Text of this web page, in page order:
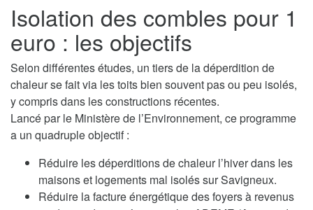
Isolation des combles pour 1
euro : les objectifs
Selon différentes études, un tiers de la déperdition de
chaleur se fait via les toits bien souvent pas ou peu isolés,
y compris dans les constructions récentes.
Lancé par le Ministère de l’Environnement, ce programme
a un quadruple objectif :
Réduire les déperditions de chaleur l’hiver dans les
maisons et logements mal isolés sur Savigneux.
Réduire la facture énergétique des foyers à revenus